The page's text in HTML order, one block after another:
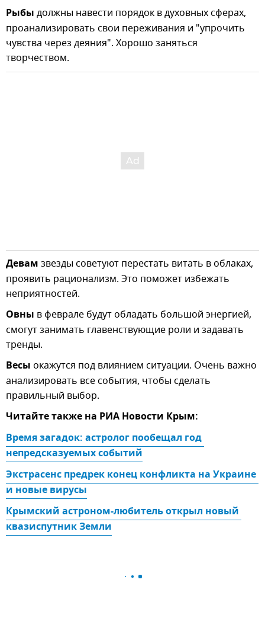
Рыбы должны навести порядок в духовных сферах,
проанализировать свои переживания и "упрочить
чувства через деяния". Хорошо заняться
творчеством.
Девам звезды советуют перестать витать в облаках,
проявить рационализм. Это поможет избежать
неприятностей.
Овны в феврале будут обладать большой энергией,
смогут занимать главенствующие роли и задавать
тренды.
Весы окажутся под влиянием ситуации. Очень важно
анализировать все события, чтобы сделать
правильный выбор.
Читайте также на РИА Новости Крым:
Время загадок: астролог пообещал год
непредсказуемых событий
Экстрасенс предрек конец конфликта на Украине
и новые вирусы
Крымский астроном-любитель открыл новый
квазиспутник Земли